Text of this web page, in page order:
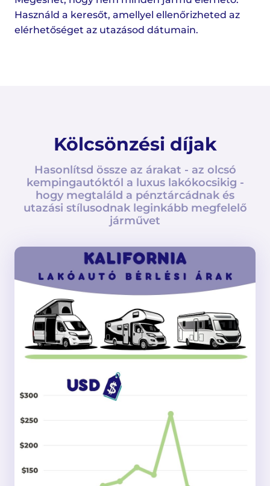
Használd a keresőt, amellyel ellenőrizheted az
elérhetőséget az utazásod dátumain.
Kölcsönzési díjak
Hasonlítsd össze az árakat - az olcsó
kempingautóktól a luxus lakókocsikig -
hogy megtaláld a pénztárcádnak és
utazási stílusodnak leginkább megfelelő
járművet